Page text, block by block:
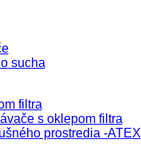
sucha
filtra
s oklepom filtra
prostredia -ATEX